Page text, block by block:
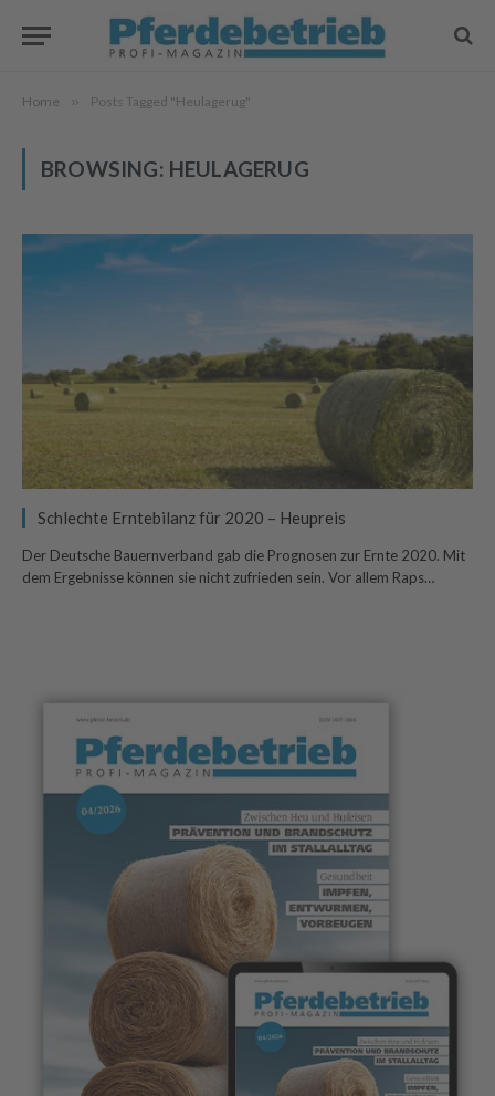
Home » Posts Tagged "Heulagerug"
BROWSING: HEULAGERUG
Schlechte Erntebilanz für 2020 – Heupreis
Der Deutsche Bauernverband gab die Prognosen zur Ernte 2020. Mit
dem Ergebnisse können sie nicht zufrieden sein. Vor allem Raps…